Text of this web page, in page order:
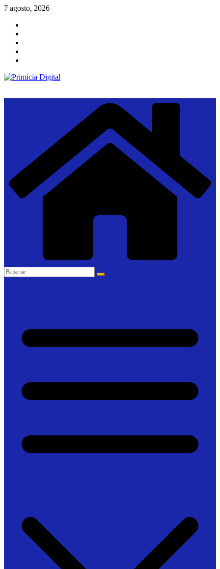
Saltar
contenido
7 agosto, 2026